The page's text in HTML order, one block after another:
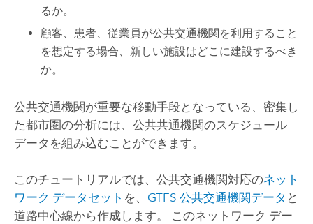
るか。
顧客、患者、従業員が公共交通機関を利用すること
を想定する場合、新しい施設はどこに建設するべき
か。
公共交通機関が重要な移動手段となっている、密集し
た都市圏の分析には、公共共通機関のスケジュール
データを組み込むことができます。
このチュートリアルでは、公共交通機関対応のネット
ワーク データセット を、 GTFS 公共交通機関データ と
道路中心線から作成します。 このネットワーク デー